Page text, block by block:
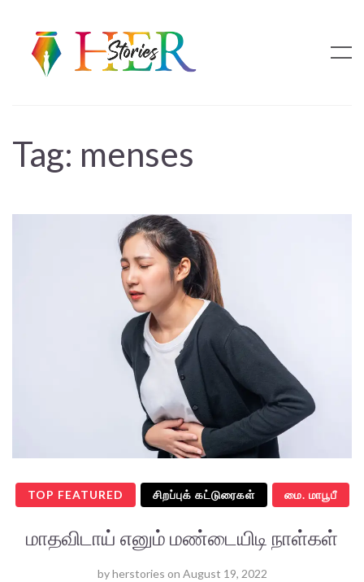
Tag: menses
TOP FEATURED சிறப்புக் கட்டுரைகள் மை. மாபூபீ
மாதவிடாய் எனும் மண்டையிடி நாள்கள்
byherstories on August 19, 2022